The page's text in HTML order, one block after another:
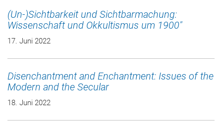
(Un-)Sichtbarkeit und Sichtbarmachung:
Wissenschaft und Okkultismus um 1900"
17. Juni 2022
Disenchantment and Enchantment: Issues of the
Modern and the Secular
18. Juni 2022